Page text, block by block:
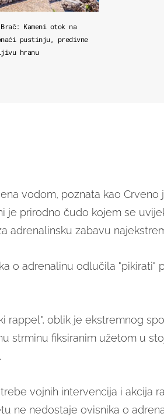
Kameni otok na
pustinju, predivne
hranu
vodom, poznata kao Crveno
je prirodno čudo kojem se
adrenalinsku zabavu
o adrenalinu odlučila "pikirati"
rappel", oblik je ekstremnog
strminu fiksiranim užetom u
vojnih intervencija i akcija
ne nedostaje ovisnika o